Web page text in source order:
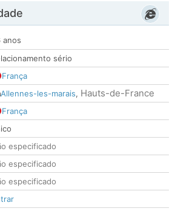
anos
sério
França
Allennes-les-marais, Hauts-de-France
França
especificado
especificado
especificado